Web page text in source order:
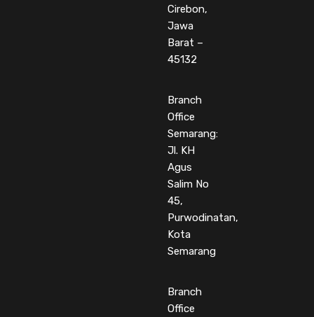
Cirebon,
Jawa
Barat –
45132
Branch
Office
Semarang:
Jl. KH
Agus
Salim No
45,
Purwodinatan,
Kota
Semarang
Branch
Office